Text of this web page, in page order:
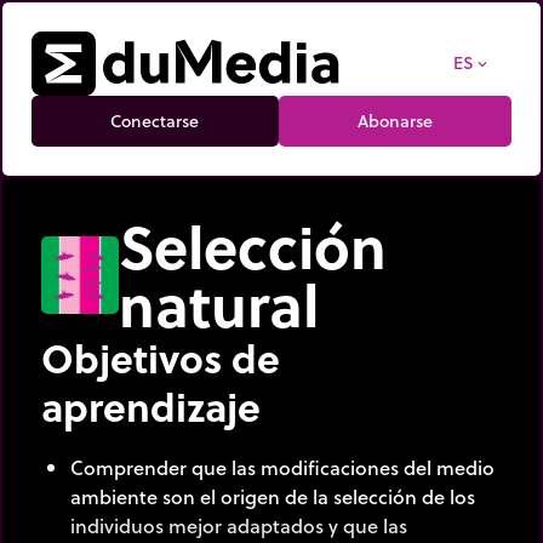
ES expand_more
Conectarse Abonarse
Selección
natural
Objetivos de
aprendizaje
Comprender que las modificaciones del medio
ambiente son el origen de la selección de los
individuos mejor adaptados y que las